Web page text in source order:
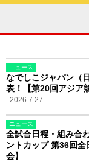
ニュース
なでしこジャパン（
表！【第20回アジア
2026.7.27
ニュース
全試合日程・組み合
ントカップ 第36回
会】